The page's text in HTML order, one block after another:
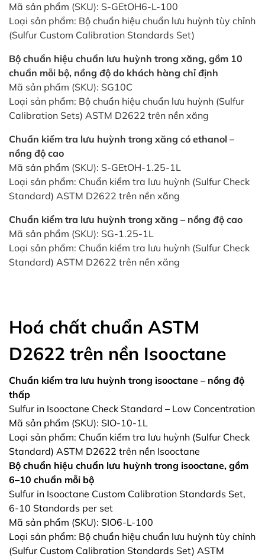
Mã sản phẩm (SKU): S-GEtOH6-L-100
Loại sản phẩm: Bộ chuẩn hiệu chuẩn lưu huỳnh tùy chỉnh
(Sulfur Custom Calibration Standards Set)
Bộ chuẩn hiệu chuẩn lưu huỳnh trong xăng, gồm 10
chuẩn mỗi bộ, nồng độ do khách hàng chỉ định
Mã sản phẩm (SKU): SG10C
Loại sản phẩm: Bộ chuẩn hiệu chuẩn lưu huỳnh (Sulfur
Calibration Sets) ASTM D2622 trên nền xăng
Chuẩn kiểm tra lưu huỳnh trong xăng có ethanol –
nồng độ cao
Mã sản phẩm (SKU): S-GEtOH-1.25-1L
Loại sản phẩm: Chuẩn kiểm tra lưu huỳnh (Sulfur Check
Standard) ASTM D2622 trên nền xăng
Chuẩn kiểm tra lưu huỳnh trong xăng – nồng độ cao
Mã sản phẩm (SKU): SG-1.25-1L
Loại sản phẩm: Chuẩn kiểm tra lưu huỳnh (Sulfur Check
Standard) ASTM D2622 trên nền xăng
Hoá chất chuẩn ASTM
D2622 trên nền Isooctane
Chuẩn kiểm tra lưu huỳnh trong isooctane – nồng độ
thấp
Sulfur in Isooctane Check Standard – Low Concentration
Mã sản phẩm (SKU): SIO-10-1L
Loại sản phẩm: Chuẩn kiểm tra lưu huỳnh (Sulfur Check
Standard) ASTM D2622 trên nền Isooctane
Bộ chuẩn hiệu chuẩn lưu huỳnh trong isooctane, gồm
6–10 chuẩn mỗi bộ
Sulfur in Isooctane Custom Calibration Standards Set,
6-10 Standards per set
Mã sản phẩm (SKU): SIO6-L-100
Loại sản phẩm: Bộ chuẩn hiệu chuẩn lưu huỳnh tùy chỉnh
(Sulfur Custom Calibration Standards Set) ASTM